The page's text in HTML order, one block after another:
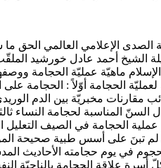
الصدى الإعلامي العالمي الحق
أحمد عادل خورشيد
الإسلام ماهيّة عمليّة
الحجامة أوّلاً : الحجامة
مقارنات مخبريّة بين الدم
السنّ المناسبة لحجامة النساء
عملية الحجامة في الصيف
لم تبنَ على أسس طبية صحيحة
في يوم حجامته
علاقة الحجامة بالناحيّة